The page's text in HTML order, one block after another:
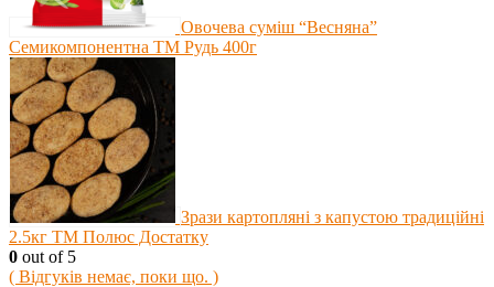
Овочева суміш “Весняна”
Семикомпонентна ТМ Рудь 400г
Зрази картопляні з капустою традиційні
2.5кг ТМ Полюс Достатку
0 out of 5
( Відгуків немає, поки що. )